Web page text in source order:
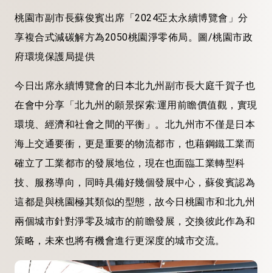
桃園市副市長蘇俊賓出席「2024亞太永續博覽會」分
享複合式減碳解方為2050桃園淨零佈局。圖/桃園市政
府環境保護局提供
今日出席永續博覽會的日本北九州副市長大庭千賀子也
在會中分享「北九州的願景探索:運用前瞻價值觀，實現
環境、經濟和社會之間的平衡」。北九州市不僅是日本
海上交通要衝，更是重要的物流都市，也藉鋼鐵工業而
確立了工業都市的發展地位，現在也面臨工業轉型科
技、服務導向，同時具備好幾個發展中心，蘇俊賓認為
這都是與桃園極其類似的型態，故今日桃園市和北九州
兩個城市針對淨零及城市的前瞻發展，交換彼此作為和
策略，未來也將有機會進行更深度的城市交流。